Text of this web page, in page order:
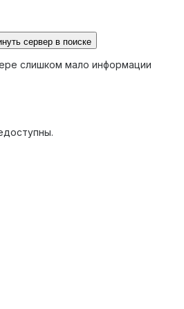
сервер в поиске
слишком мало информации